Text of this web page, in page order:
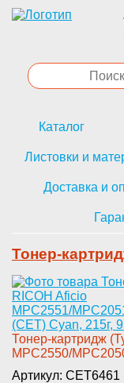
Каталог
Листовки и
Доставка и
Тонер-
Тонер-­картридж
MPC2550/
Артикул: CET6461